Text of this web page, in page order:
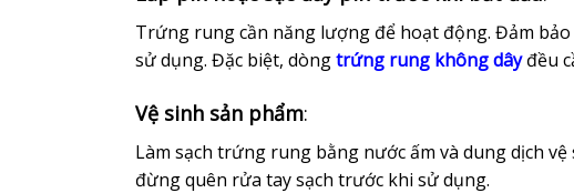
Trứng rung cần năng lượng để hoạt động. Đảm
sử dụng. Đặc biệt, dòngtrứng rung không dâyđều
Vệ sinh sản phẩm:
Làm sạch trứng rung bằng nước ấm và dung dịch
đừng quên rửa tay sạch trước khi sử dụng.